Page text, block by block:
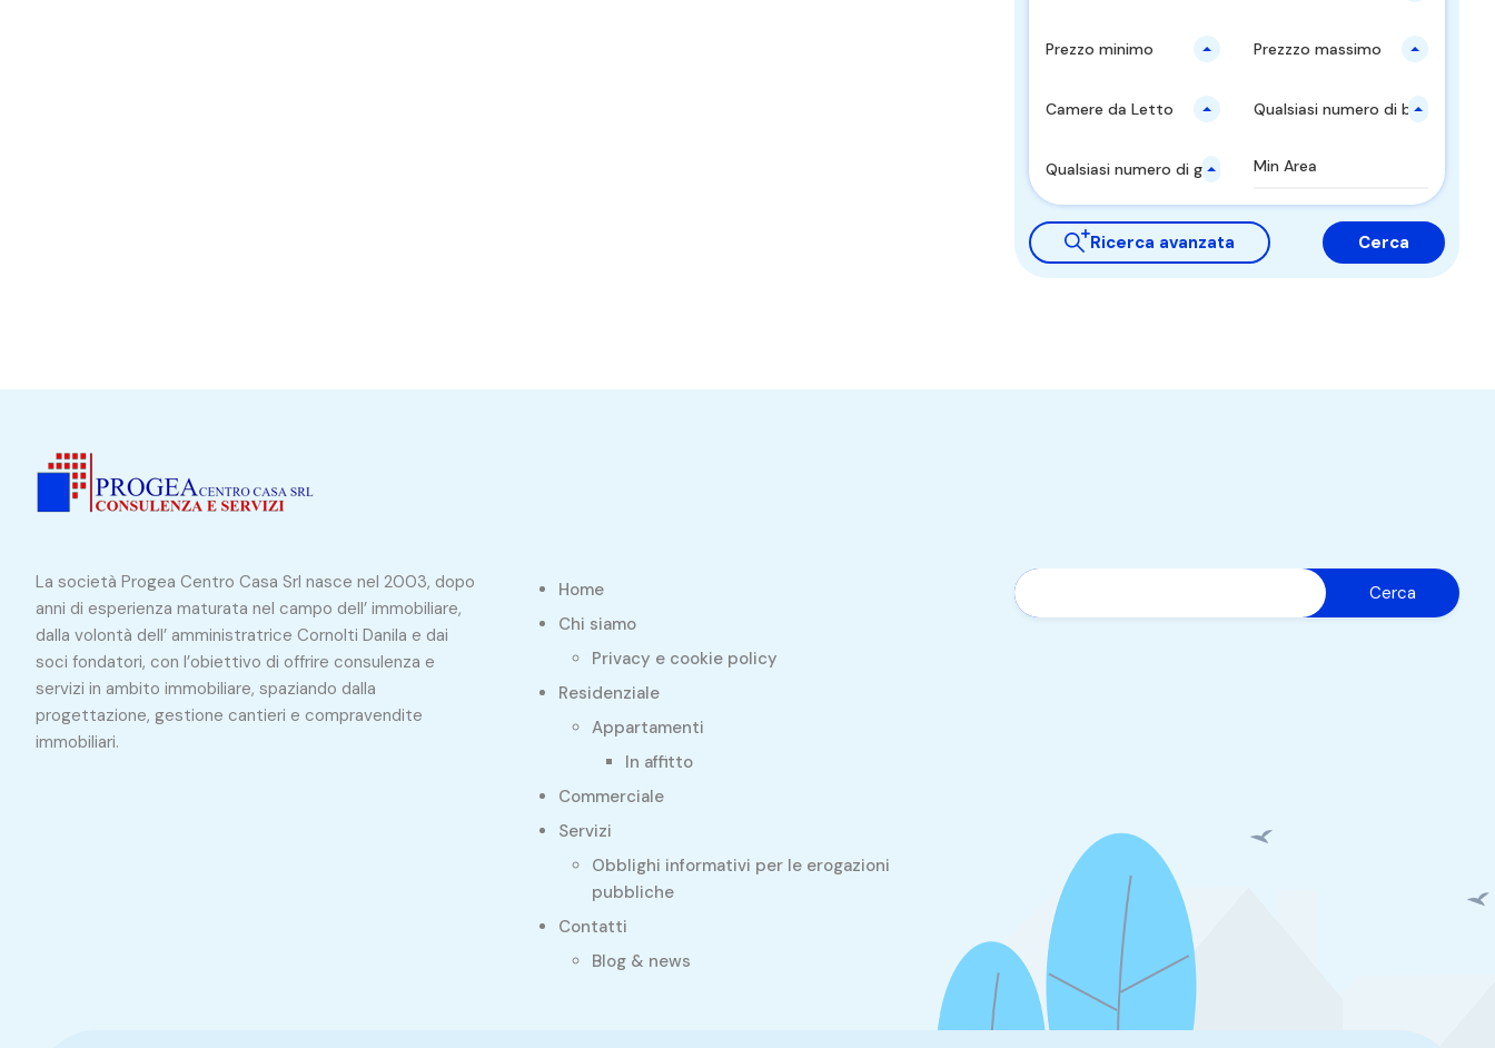
Prezzo minimo Prezzzo massimo
Camere da Letto Qualsiasi numero di bagni
Qualsiasi numero di garages
Ricerca avanzata Cerca
La società Progea Centro Casa Srl nasce nel 2003, dopo
anni di esperienza maturata nel campo dell’ immobiliare,
dalla volontà dell’ amministratrice Cornolti Danila e dai
soci fondatori, con l’obiettivo di offrire consulenza e
servizi in ambito immobiliare, spaziando dalla
progettazione, gestione cantieri e compravendite
immobiliari.
Home
Chi siamo
Privacy e cookie policy
Residenziale
Appartamenti
In affitto
Commerciale
Servizi
Obblighi informativi per le erogazioni
pubbliche
Contatti
Blog & news